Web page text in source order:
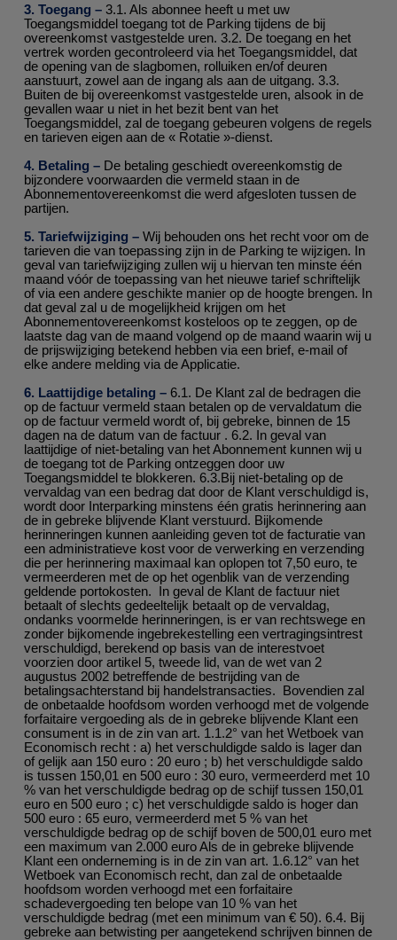
3. Toegang – 3.1. Als abonnee heeft u met uw
Toegangsmiddel toegang tot de Parking tijdens de bij
overeenkomst vastgestelde uren. 3.2. De toegang en het
vertrek worden gecontroleerd via het Toegangsmiddel, dat
de opening van de slagbomen, rolluiken en/of deuren
aanstuurt, zowel aan de ingang als aan de uitgang. 3.3.
Buiten de bij overeenkomst vastgestelde uren, alsook in de
gevallen waar u niet in het bezit bent van het
Toegangsmiddel, zal de toegang gebeuren volgens de regels
en tarieven eigen aan de « Rotatie »-dienst.
4. Betaling – De betaling geschiedt overeenkomstig de
bijzondere voorwaarden die vermeld staan in de
Abonnementovereenkomst die werd afgesloten tussen de
partijen.
5. Tariefwijziging – Wij behouden ons het recht voor om de
tarieven die van toepassing zijn in de Parking te wijzigen. In
geval van tariefwijziging zullen wij u hiervan ten minste één
maand vóór de toepassing van het nieuwe tarief schriftelijk
of via een andere geschikte manier op de hoogte brengen. In
dat geval zal u de mogelijkheid krijgen om het
Abonnementovereenkomst kosteloos op te zeggen, op de
laatste dag van de maand volgend op de maand waarin wij u
de prijswijziging betekend hebben via een brief, e-mail of
elke andere melding via de Applicatie.
6. Laattijdige betaling – 6.1. De Klant zal de bedragen die
op de factuur vermeld staan betalen op de vervaldatum die
op de factuur vermeld wordt of, bij gebreke, binnen de 15
dagen na de datum van de factuur . 6.2. In geval van
laattijdige of niet-betaling van het Abonnement kunnen wij u
de toegang tot de Parking ontzeggen door uw
Toegangsmiddel te blokkeren. 6.3.Bij niet-betaling op de
vervaldag van een bedrag dat door de Klant verschuldigd is,
wordt door Interparking minstens één gratis herinnering aan
de in gebreke blijvende Klant verstuurd. Bijkomende
herinneringen kunnen aanleiding geven tot de facturatie van
een administratieve kost voor de verwerking en verzending
die per herinnering maximaal kan oplopen tot 7,50 euro, te
vermeerderen met de op het ogenblik van de verzending
geldende portokosten. In geval de Klant de factuur niet
betaalt of slechts gedeeltelijk betaalt op de vervaldag,
ondanks voormelde herinneringen, is er van rechtswege en
zonder bijkomende ingebrekestelling een vertragingsintrest
verschuldigd, berekend op basis van de interestvoet
voorzien door artikel 5, tweede lid, van de wet van 2
augustus 2002 betreffende de bestrijding van de
betalingsachterstand bij handelstransacties. Bovendien zal
de onbetaalde hoofdsom worden verhoogd met de volgende
forfaitaire vergoeding als de in gebreke blijvende Klant een
consument is in de zin van art. 1.1.2° van het Wetboek van
Economisch recht : a) het verschuldigde saldo is lager dan
of gelijk aan 150 euro : 20 euro ; b) het verschuldigde saldo
is tussen 150,01 en 500 euro : 30 euro, vermeerderd met 10
% van het verschuldigde bedrag op de schijf tussen 150,01
euro en 500 euro ; c) het verschuldigde saldo is hoger dan
500 euro : 65 euro, vermeerderd met 5 % van het
verschuldigde bedrag op de schijf boven de 500,01 euro met
een maximum van 2.000 euro Als de in gebreke blijvende
Klant een onderneming is in de zin van art. 1.6.12° van het
Wetboek van Economisch recht, dan zal de onbetaalde
hoofdsom worden verhoogd met een forfaitaire
schadevergoeding ten belope van 10 % van het
verschuldigde bedrag (met een minimum van € 50). 6.4. Bij
gebreke aan betwisting per aangetekend schrijven binnen de